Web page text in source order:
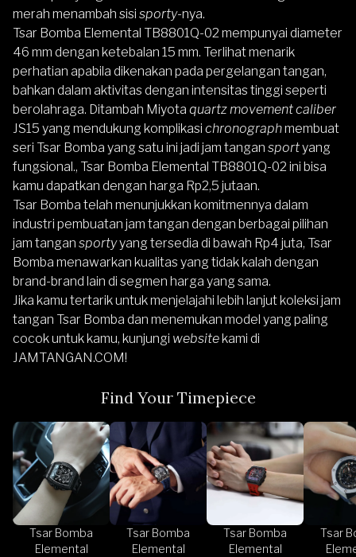
merah menambah sisi sporty-nya.
Tsar Bomba Elemental TB8801Q-02 mempunyai diameter
46 mm dengan ketebalan 15 mm. Terlihat menarik
perhatian apabila dikenakan pada pergelangan tangan,
bahkan dalam aktivitas dengan intensitas tinggi seperti
berolahraga. Ditambah Miyota quartz movement caliber
JS15 yang mendukung komplikasi chronographmembuat
seri Tsar Bomba yang satu ini jadi jam tangan sportyang
fungsional., Tsar Bomba Elemental TB8801Q-02 ini bisa
kamu dapatkan dengan harga Rp2,5 jutaan.
Tsar Bomba telah menunjukkan komitmennya dalam
industri pembuatan jam tangan dengan berbagai pilihan
jam tangan sportyyang tersedia di bawah Rp4 juta, Tsar
Bomba menawarkan kualitas yang tidak kalah dengan
brand-brand lain di segmen harga yang sama.
Jika kamu tertarik untuk menjelajahi lebih lanjut koleksi jam
tangan Tsar Bomba dan menemukan model yang paling
cocok untuk kamu, kunjungi website kami di
JAMTANGAN.COM!
Find Your Timepiece
Tsar Bomba
Elemental
Tsar Bomba
Elemental
Tsar Bomba
Elemental
Tsar